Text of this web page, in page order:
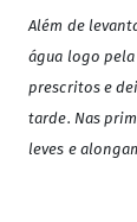
Além de
água logo
prescritos e
tarde. Nas
leves e